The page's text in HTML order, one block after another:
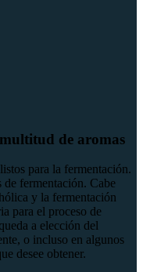
de aromas
para la fermentación.
de fermentación. Cabe
y la fermentación
para el proceso de
a elección del
o incluso en algunos
desee obtener.